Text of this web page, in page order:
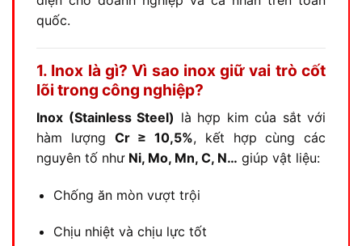
quốc.
1. Inox là gì? Vì sao inox giữ vai trò cốt
lõi trong công nghiệp?
Inox (Stainless Steel) là hợp kim của sắt với
hàm lượng Cr ≥ 10,5%, kết hợp cùng các
nguyên tố như Ni, Mo, Mn, C, N… giúp vật liệu:
Chống ăn mòn vượt trội
Chịu nhiệt và chịu lực tốt